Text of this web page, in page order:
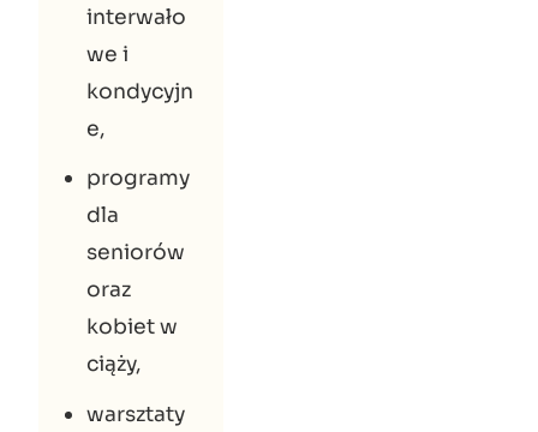
interwało
we i
kondycyjn
e,
programy
dla
seniorów
oraz
kobiet w
ciąży,
warsztaty